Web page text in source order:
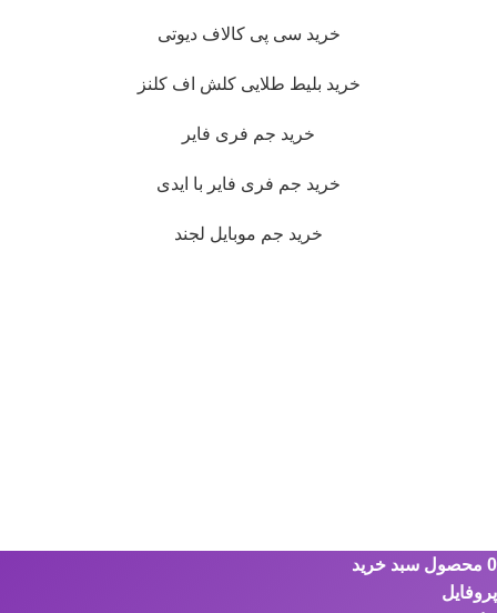
خرید سی پی کالاف دیوتی
خرید بلیط طلایی کلش اف کلنز
خرید جم فری فایر
خرید جم فری فایر با ایدی
خرید جم موبایل لجند
0 محصول سبد خرید
پروفایل